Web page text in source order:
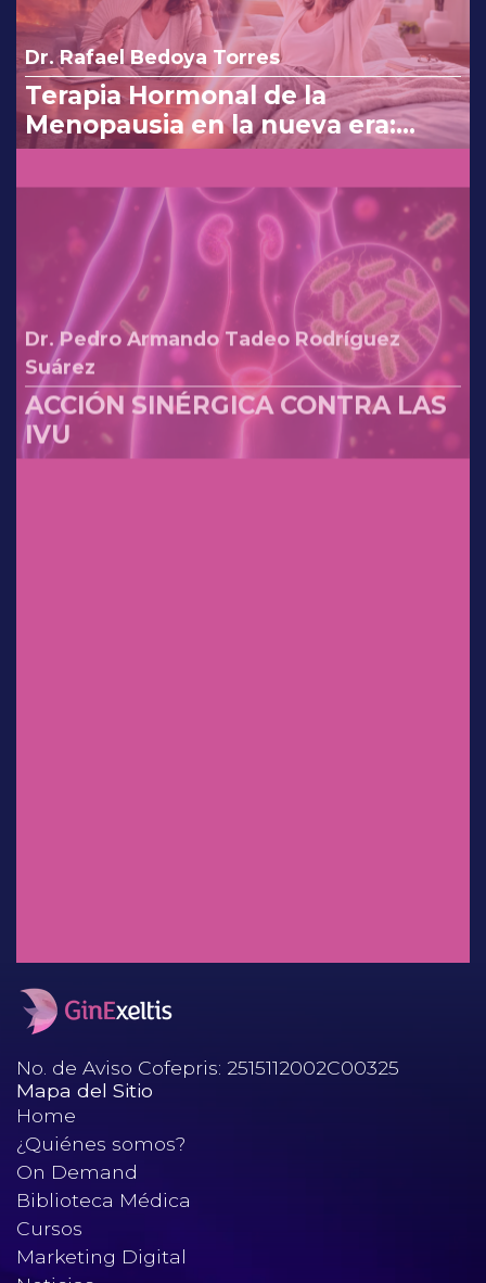
Dr. Rafael Bedoya Torres
Terapia Hormonal de la
Menopausia en la nueva era:
reinterpretando los cambios de
la FDA.
Dr. Pedro Armando Tadeo Rodríguez
Suárez
ACCIÓN SINÉRGICA CONTRA LAS
IVU
No. de Aviso Cofepris: 2515112002C00325
Mapa del Sitio
Home
¿Quiénes somos?
On Demand
Biblioteca Médica
Cursos
Marketing Digital